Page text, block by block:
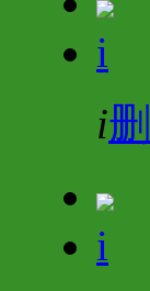
i
i
i